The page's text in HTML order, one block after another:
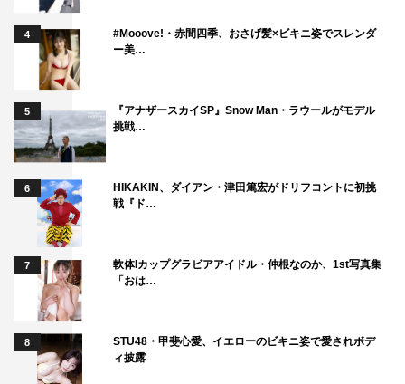
番組公式HP： https://www.tv-asahi.co.jp/greatgift/
©テレビ朝日
4
#Mooove!・赤間四季、おさげ髪×ビキニ姿でスレンダ
ー美…
5
『アナザースカイSP』Snow Man・ラウールがモデル
挑戦…
6
HIKAKIN、ダイアン・津田篤宏がドリフコントに初挑
戦『ド…
7
軟体Iカップグラビアアイドル・仲根なのか、1st写真集
「おは…
8
STU48・甲斐心愛、イエローのビキニ姿で愛されボデ
ィ披露